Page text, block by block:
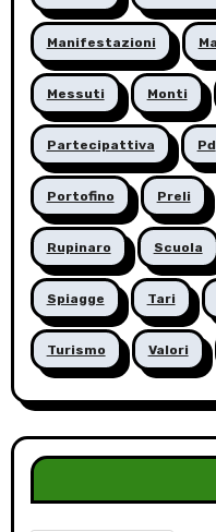
Manifestazioni
Messuti Monti
Partecipattiva Pd
Portofino Preli
Rupinaro Scuola
Spiagge Tari
Turismo Valori